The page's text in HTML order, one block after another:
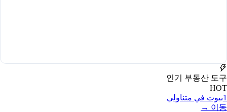
인기 부동산 도구
HOT
1بيوت في متناولي
이동 →